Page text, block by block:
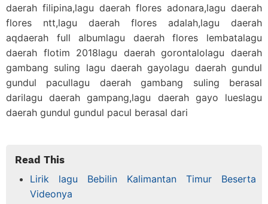
daerah filipina,lagu daerah flores adonara,lagu daerah
flores ntt,lagu daerah flores adalah,lagu daerah
aqdaerah full albumlagu daerah flores lembatalagu
daerah flotim 2018lagu daerah gorontalolagu daerah
gambang suling lagu daerah gayolagu daerah gundul
gundul pacullagu daerah gambang suling berasal
darilagu daerah gampang,lagu daerah gayo lueslagu
daerah gundul gundul pacul berasal dari
Read This
Lirik lagu Bebilin Kalimantan Timur Beserta
Videonya